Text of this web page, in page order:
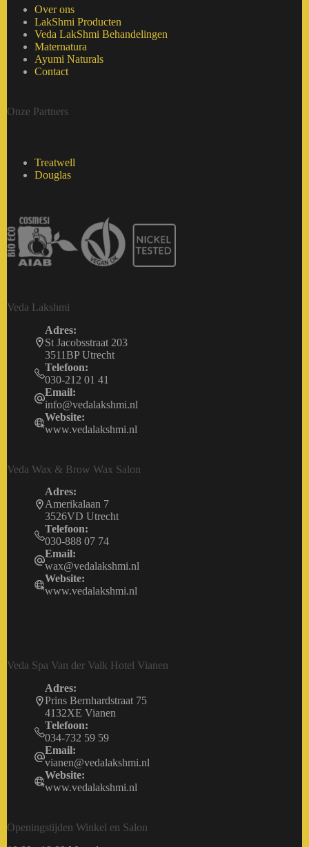
Over ons
LakShmi Producten
Veda LakShmi Behandelingen
Maternatura
Ayumi Naturals
Contact
Onze Partners
Treatwell
Douglas
Veda Lakshmi
Adres:
St Jacobsstraat 203
3511BP Utrecht
Telefoon:
030-212 01 41
Email:
info@vedalakshmi.nl
Website:
www.vedalakshmi.nl
Veda Wax & Brow Wax Salon
Adres:
Amerikalaan 7
3526VD Utrecht
Telefoon:
030-888 07 74
Email:
wax@vedalakshmi.nl
Website:
www.vedalakshmi.nl
Veda Spa Van der Valk Hotel Vianen
Adres:
Prins Bernhardstraat 75
4132XE Vianen
Telefoon:
034-732 59 59
Email:
vianen@vedalakshmi.nl
Website:
www.vedalakshmi.nl
Openingstijden Winkel en Salon